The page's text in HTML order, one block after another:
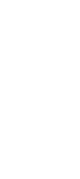
12x50cl